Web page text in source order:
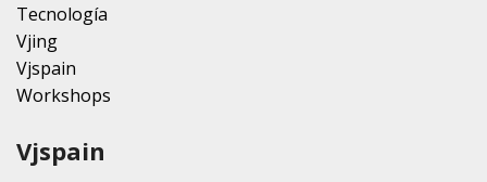
Tecnología
Vjing
Vjspain
Workshops
Vjspain